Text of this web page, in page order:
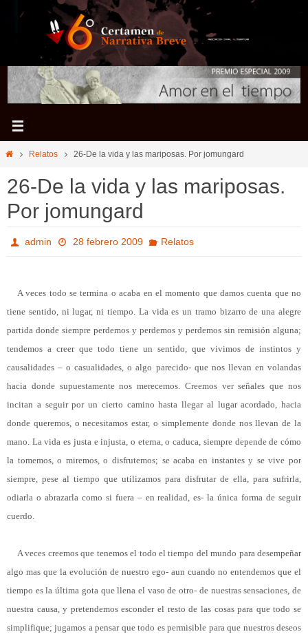
InicioRelatos 26-De la vida y las mariposas. Por jomungard
26-De la vida y las mariposas.
Por jomungard
admin 28 febrero 2009 Relatos
A veces todo se termina o acaba en el momento que damos cuenta que no
tiene sentido, ni lugar, ni tiempo.La vida es un tramo bizarro de una alegre
partida donde siempre perdemos y perdemos y perdemos sin remisión alguna;
tendemos a creer que todo tiene un sentido, que vivimos de instintos y
causalidades – o casualidades, o algo parecido- que nos llevan en volandas
hacia donde supuestamente nos merecemos. Creemos ver señales que nos
incitan a seguir por un cierto camino hasta llegar al lugar acordado, hacia
donde queremos, o necesitamos estar, o simplemente donde nos llevan de la
mano. La vida es justa e injusta, o eterna, o caduca, siempre depende de cómo
la tomemos, o miremos, o disfrutemos; se acaba en instantes y se vive por
siempre, pese al tiempo que utilizamos para disfrutar de ella, para sufrirla,
odiarla o abrazarla como si fuera – en realidad, es- la única forma de seguir
cuerdo.
A veces creemos que tenemos el todo el tiempo del mundo para desempeñar
algo mas que la evolución de nuestro ego- aun cuando no entendemos que el
tiempo es la última gota que llena el vaso de otro- de nuestras sensaciones, de
nuestra causa, y pretendemos esconder el resto de las cosas para que todo se
simplifique; jugamos a pensar que todo es permisible para que nuestros deseos